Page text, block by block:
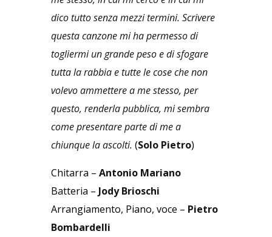
dico tutto senza mezzi termini. Scrivere
questa canzone mi ha permesso di
togliermi un grande peso e di sfogare
tutta la rabbia e tutte le cose che non
volevo ammettere a me stesso, per
questo, renderla pubblica, mi sembra
come presentare parte di me a
chiunque la ascolti. (Solo Pietro)
Chitarra – Antonio Mariano
Batteria – Jody Brioschi
Arrangiamento, Piano, voce – Pietro
Bombardelli